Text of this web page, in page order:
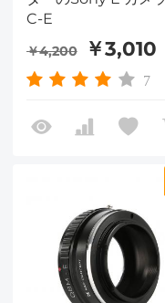
C-E
￥4,200 ￥3,010
7